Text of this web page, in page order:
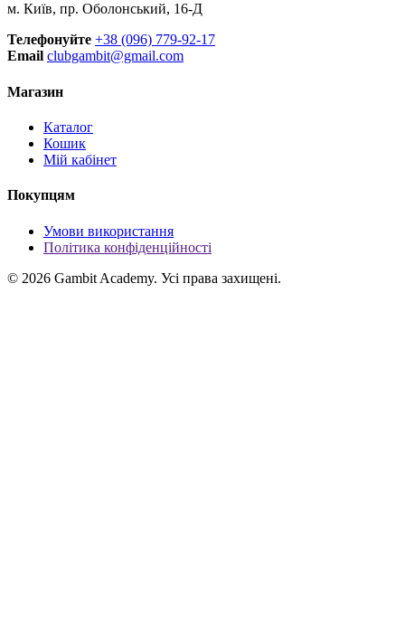
м. Київ, пр. Оболонський, 16-Д
Телефонуйте +38 (096) 779-92-17
Email clubgambit@gmail.com
Магазин
Каталог
Кошик
Мій кабінет
Покупцям
Умови використання
Політика конфіденційності
© 2026 Gambit Academy. Усі права захищені.